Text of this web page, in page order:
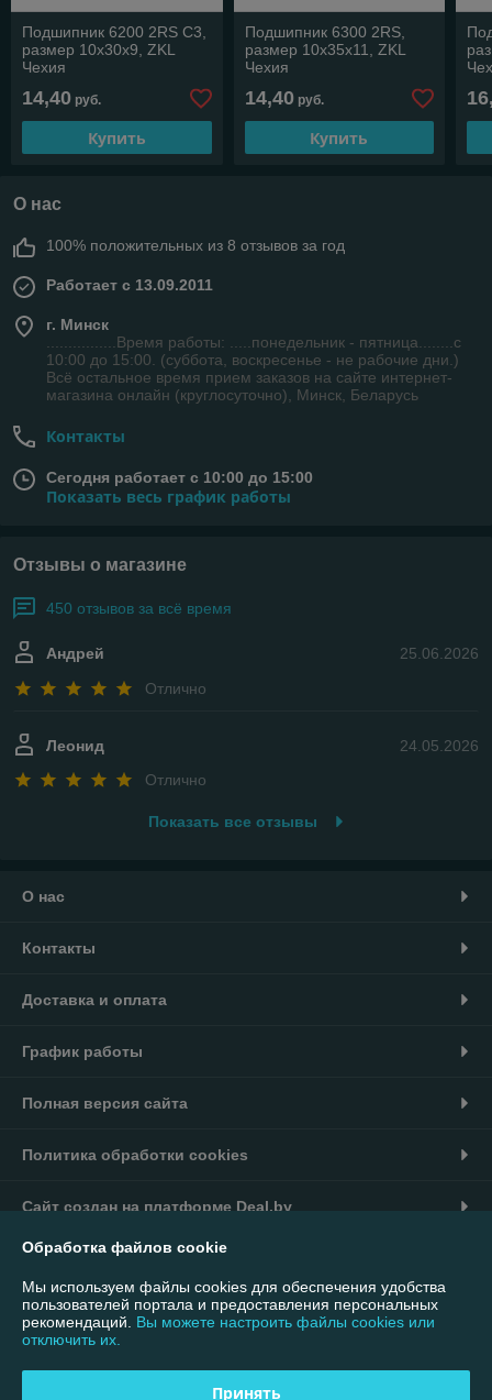
Подшипник 6200 2RS C3,
размер 10х30х9, ZKL
Чехия
14,40 руб.
Купить
Подшипник 6300 2RS,
размер 10х35х11, ZKL
Чехия
14,40руб.
Купить
О нас
100% положительных из 8 отзывов за год
Работает с 13.09.2011
г. Минск
................Время работы: .....понедельник - пятница........с
10:00 до 15:00. (суббота, воскресенье - не рабочие дни.)
Всё остальное время прием заказов на сайте интернет-
магазина онлайн (круглосуточно), Минск, Беларусь
Контакты
Сегодня работает с 10:00 до 15:00
Показать весь график работы
Отзывы о магазине
450 отзывов за всё время
25.06.2026
Андрей
Отлично
24.05.2026
Леонид
Отлично
Показать все отзывы
О нас
Контакты
Доставка и оплата
График работы
Полная версия сайта
Политика обработки cookies
Сайт создан на платформе Deal.by
Юридическое лицо:ООО "Интернет-магазин 7007"
220113, г. Минск, ул. Мележа, дом 1, помещение 330, офис 4 Почтовый
адрес: 220055, г. Минск, а/я 41
Регистрационный номер ЕГР: 193732853
Обработка файлов cookie
Мы используем файлы cookies для обеспечения удобства
пользователей портала и предоставления персональных
рекомендаций. Вы можете настроить файлы cookies или
отключить их.
Принять